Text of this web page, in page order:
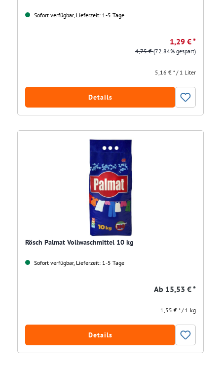
Sofort verfügbar, Lieferzeit: 1-5 Tage
1,29 € *
4,75 €(72.84% gespart)
5,16 € * / 1 Liter
Details
Rösch Palmat Vollwaschmittel 10 kg
Sofort verfügbar, Lieferzeit: 1-5 Tage
Ab 15,53 € *
1,55 € * / 1 kg
Details